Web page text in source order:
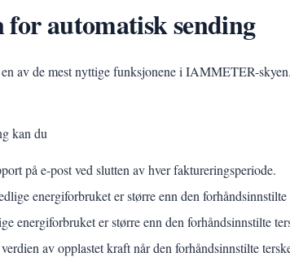
automatisk sending
av de mest nyttige funksjonene i IAMMETER-
kan du
på e-post ved slutten av hver faktureringsperiode.
energiforbruket er større enn den
energiforbruket er større enn den forhåndsinnstilte
av opplastet kraft når den forhåndsinnstilte